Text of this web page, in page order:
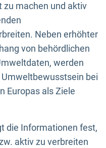
zu machen und aktiv
Neben erhöhter
von behördlichen
werden
bei
Europas als Ziele
die Informationen fest,
aktiv zu verbreiten